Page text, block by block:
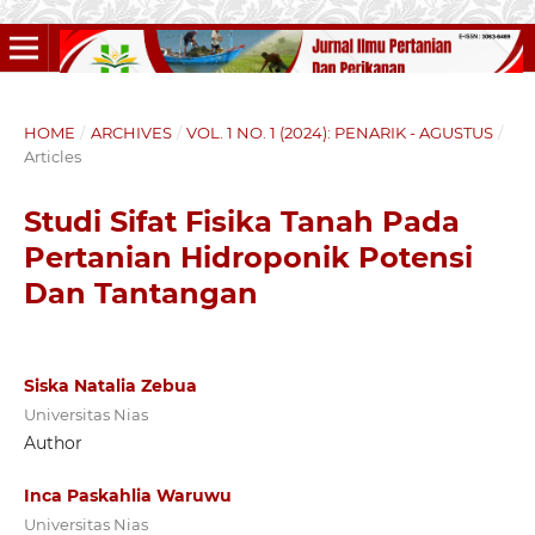
HOME / ARCHIVES / VOL. 1 NO. 1 (2024): PENARIK - AGUSTUS /
Articles
Studi Sifat Fisika Tanah Pada
Pertanian Hidroponik Potensi
Dan Tantangan
Siska Natalia Zebua
Universitas Nias
Author
Inca Paskahlia Waruwu
Universitas Nias